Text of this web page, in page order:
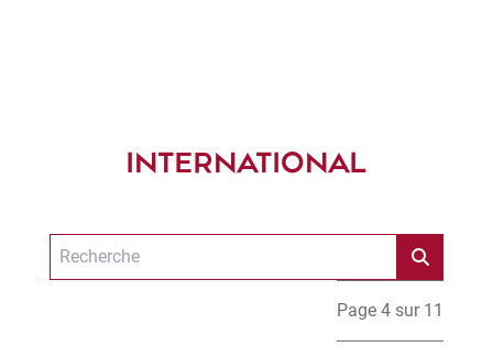
INTERNATIONAL
Page 4 sur 11